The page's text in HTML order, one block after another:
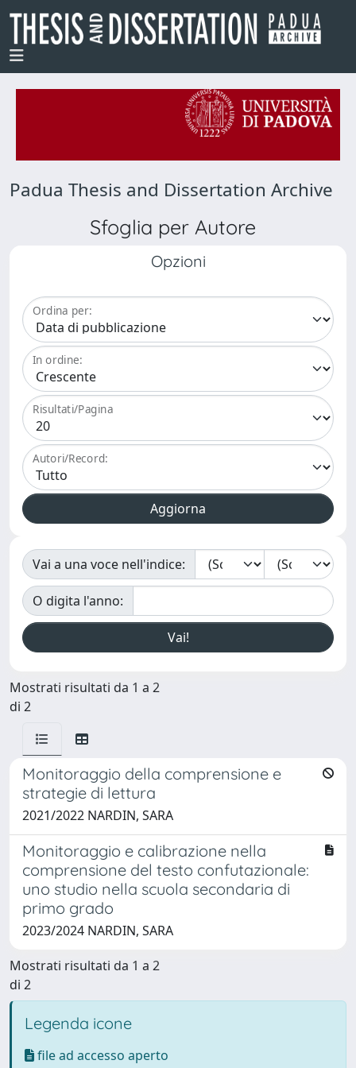
Padua Thesis and Dissertation Archive
Sfoglia per Autore
Opzioni
Ordina per:
In ordine:
Risultati/Pagina
Autori/Record:
Vai a una voce nell'indice:
O digita l'anno:
Mostrati risultati da 1 a 2
di 2
Monitoraggio della comprensione e
strategie di lettura
2021/2022 NARDIN, SARA
Monitoraggio e calibrazione nella
comprensione del testo confutazionale:
uno studio nella scuola secondaria di
primo grado
2023/2024 NARDIN, SARA
Mostrati risultati da 1 a 2
di 2
Legenda icone
file ad accesso aperto